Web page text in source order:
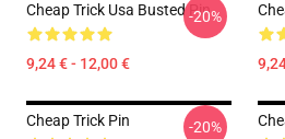
Cheap Trick Usa Busted Pin
9,24 € - 12,00 €
-20%
Cheap Trick Pin -20%